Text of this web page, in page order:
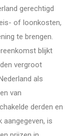
gerechtigd
of loonkosten,
te brengen.
blijkt
vergroot
als
van
derden en
aangegeven, is